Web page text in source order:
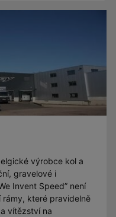
výrobce kol a
gravelové i
Invent Speed” není
rámy, které pravidelně
vítězství na